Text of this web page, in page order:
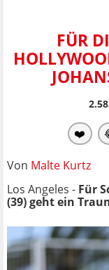
FÜR
❤️
Von Malte Kurtz
Los Angeles - Für
(39) geht ein